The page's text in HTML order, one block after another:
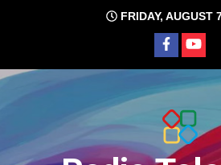
FRIDAY, AUGUST